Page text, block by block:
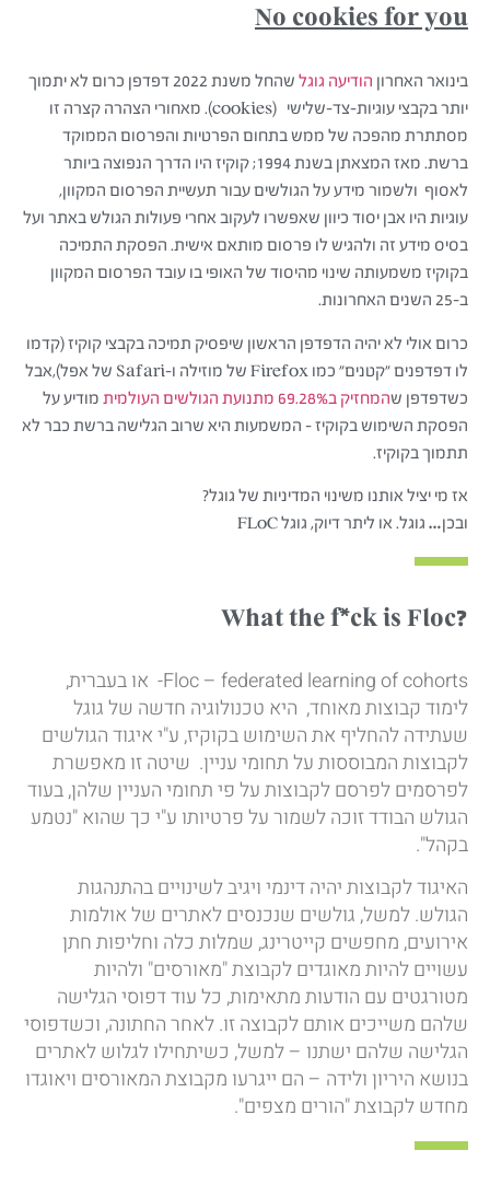
No cookies for you
בינואר האחרון הודיעה גוגל
שהחל משנת 2022 דפדפן כרום לא יתמוך
יותר בקבצי עוגיות-צד-שלישי (cookies). מאחורי הצהרה קצרה זו
מסתתרת מהפכה של ממש בתחום הפרטיות והפרסום הממוקד
ברשת. מאז המצאתן בשנת 1994; קוקיז היו הדרך הנפוצה ביותר
לאסוף ולשמור מידע על הגולשים עבור תעשיית הפרסום המקוון,
עוגיות היו אבן יסוד כיוון שאפשרו לעקוב אחרי פעולות הגולש באתר ועל
בסיס מידע זה ולהגיש לו פרסום מותאם אישית. הפסקת התמיכה
בקוקיז משמעותה שינוי מהיסוד של האופי בו עובד הפרסום המקוון
ב-25 השנים האחרונות.
כרום אולי לא יהיה הדפדפן הראשון שיפסיק תמיכה בקבצי קוקיז (קדמו
לו דפדפנים "קטנים" כמו Firefox של מוזילה ו-Safari של אפל),אבל
כשדפדפן שהמחזיק ב69.28% מתנועת הגולשים העולמית
מודיע על
הפסקת השימוש בקוקיז – המשמעות היא שרוב הגלישה ברשת כבר לא
תתמוך בקוקיז.
אז מי יציל אותנו משינוי המדיניות של גוגל?
ובכן… גוגל. או ליתר דיוק, גוגל FLoC
?What the f*ck is Floc
Floc – federated learning of cohorts- או בעברית,
לימוד קבוצות מאוחד, היא טכנולוגיה חדשה של גוגל
שעתידה להחליף את השימוש בקוקיז, ע"י איגוד הגולשים
לקבוצות המבוססות על תחומי עניין. שיטה זו מאפשרת
לפרסמים לפרסם לקבוצות על פי תחומי העניין שלהן, בעוד
הגולש הבודד זוכה לשמור על פרטיותו ע"י כך שהוא "נטמע
בקהל".
האיגוד לקבוצות יהיה דינמי ויגיב לשינויים בהתנהגות
הגולש. למשל, גולשים שנכנסים לאתרים של אולמות
אירועים, מחפשים קייטרינג, שמלות כלה וחליפות חתן
עשויים להיות מאוגדים לקבוצת "מאורסים" ולהיות
מטורגטים עם הודעות מתאימות, כל עוד דפוסי הגלישה
שלהם משייכים אותם לקבוצה זו. לאחר החתונה, וכשדפוסי
הגלישה שלהם ישתנו – למשל, כשיתחילו לגלוש לאתרים
בנושא היריון ולידה – הם ייגרעו מקבוצת המאורסים ויאוגדו
מחדש לקבוצת "הורים מצפים".